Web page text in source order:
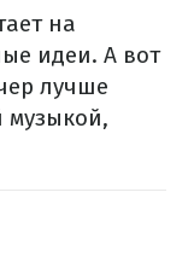
на
идеи. А вот
лучше
музыкой,